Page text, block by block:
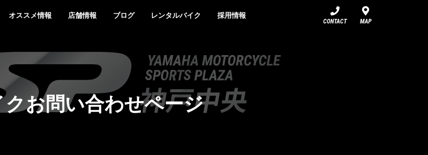
オススメ情報 店舗情報 ブログ レンタルバイク 採用情報
CONTACT MAP
クお問い合わせページ